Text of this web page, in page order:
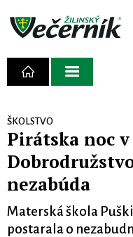
ŠKOLSTVO
Pirátska noc
nezabúda
Materská škola
postarala o